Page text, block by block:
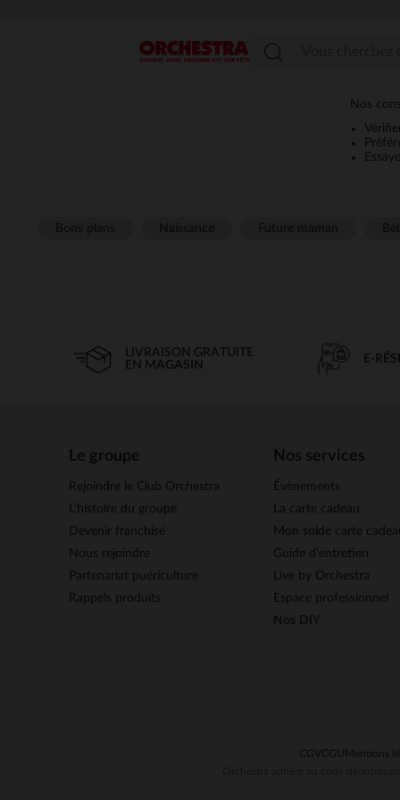
Menu
Nos
LIVRAISON GRATUITE
EN MAGASIN
E-
Le groupe
Rejoindre le Club Orchestra
L’histoire du groupe
Devenir franchisé
Nous rejoindre
Partenariat puériculture
Rappels produits
Nos services
Évènements
La carte cadeau
Mon solde carte
Guide d'entretien
Live by Orchestra
Espace professionnel
Nos DIY
CGVCGU Mentions